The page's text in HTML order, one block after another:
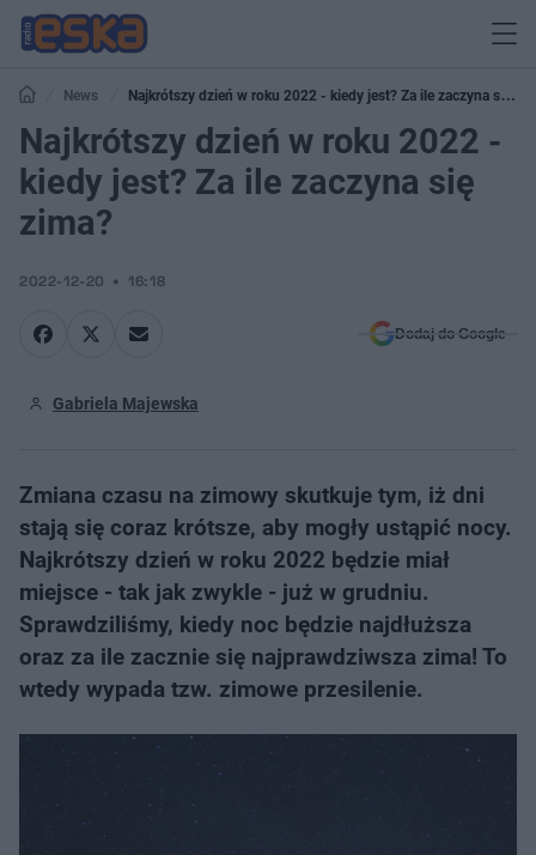
News
Najkrótszy dzień w roku 2022 - kiedy jest? Za ile zaczyna się
zima?
Najkrótszy dzień w roku 2022 -
kiedy jest? Za ile zaczyna się
zima?
2022-12-20 16:18
Dodaj do Google
Gabriela Majewska
Zmiana czasu na zimowy skutkuje tym, iż dni
stają się coraz krótsze, aby mogły ustąpić nocy.
Najkrótszy dzień w roku 2022 będzie miał
miejsce - tak jak zwykle - już w grudniu.
Sprawdziliśmy, kiedy noc będzie najdłuższa
oraz za ile zacznie się najprawdziwsza zima! To
wtedy wypada tzw. zimowe przesilenie.